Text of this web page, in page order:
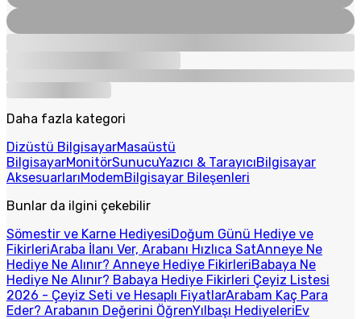
Daha fazla kategori
Dizüstü BilgisayarMasaüstü
BilgisayarMonitörSunucuYazıcı & TarayıcıBilgisayar
AksesuarlarıModemBilgisayar Bileşenleri
Bunlar da ilgini çekebilir
Sömestir ve Karne HediyesiDoğum Günü Hediye ve
FikirleriAraba İlanı Ver, Arabanı Hızlıca SatAnneye Ne
Hediye Ne Alınır? Anneye Hediye FikirleriBabaya Ne
Hediye Ne Alınır? Babaya Hediye Fikirleri Çeyiz Listesi
2026 - Çeyiz Seti ve Hesaplı FiyatlarArabam Kaç Para
Eder? Arabanın Değerini ÖğrenYılbaşı HediyeleriEv